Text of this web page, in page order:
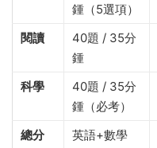
鍾（5選項）
閱讀
40題 / 35分
鍾
科學
40題 / 35分
鍾（必考）
總分
英語+數學